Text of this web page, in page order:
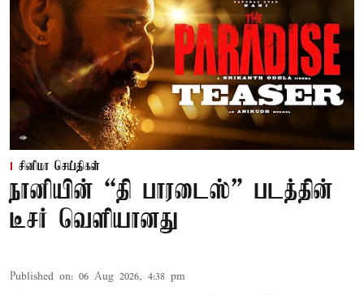
சினிமா செய்திகள்
நானியின் “தி பாரடைஸ்” படத்தின்
டீசர் வெளியானது
Published on: 06 Aug 2026, 4:38 pm